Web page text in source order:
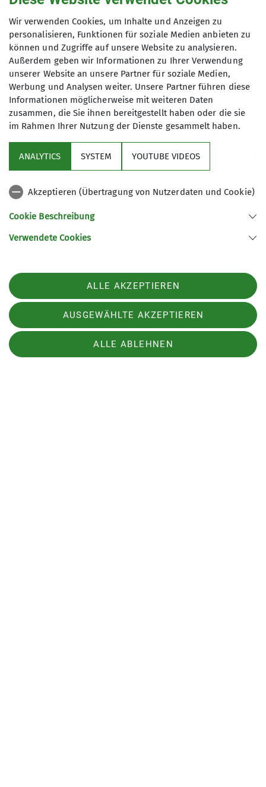
Dreiländereck hinauf, die zweite Gruppe ging
Richtung Österreich, um die Zwieselhütten zu
erreichen. Als nächstes Ziel wurde der
tschechische Plöckenstein angesteuert, auf
diesen Weg geht man größtenteils auf der
Landesgrenze zwischen Österreich und
Tschechien. Nach dessen Erklimmung ging es
weiter Richtung Dreiländereck. An solchen
Punkten wird einem die Bedeutung eines freien
Hochkammweg ging es jetzt Richtung des
zweite Gruppe nach dem Dreiländereck noch
einen Abstecher Richtung Plöckensteinsee
Denkmal besucht. Das gemeinsame Abendessen
netten Gesprächen und lustigen Anekdoten ging
der erste Tag zu Ende. Der nächste Tag wurde mit
einem umfangreichen Frühstück gestartet. Als
erstes Ziel wurde der Hochstein anvisiert, danach
machten wir uns auf, um Richtung Kreuzachklause
zu wandern. Dort angekommen haben wir das
Tagwerk von Bibern gesehen, die einen kleinen
Wir verwenden Cookies, um Inhalte und Anzeigen zu
personalisieren, Funktionen für soziale Medien anbieten zu
können und Zugriffe auf unsere Website zu analysieren.
Außerdem geben wir Informationen zu Ihrer Verwendung
unserer Website an unsere Partner für soziale Medien,
Werbung und Analysen weiter. Unsere Partner führen diese
Informationen möglicherweise mit weiteren Daten
zusammen, die Sie ihnen bereitgestellt haben oder die sie
im Rahmen Ihrer Nutzung der Dienste gesammelt haben.
ANALYTICS SYSTEM YOUTUBE VIDEOS
Akzeptieren (Übertragung von Nutzerdaten und Cookie)
Cookie Beschreibung
Verwendete Cookies
ALLE AKZEPTIEREN
AUSGEWÄHLTE AKZEPTIEREN
ALLE ABLEHNEN